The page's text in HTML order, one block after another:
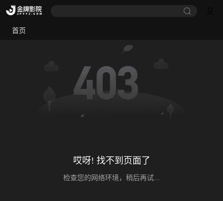
首页
哎呀! 找不到页面了
检查您的网络环境，稍后再试...